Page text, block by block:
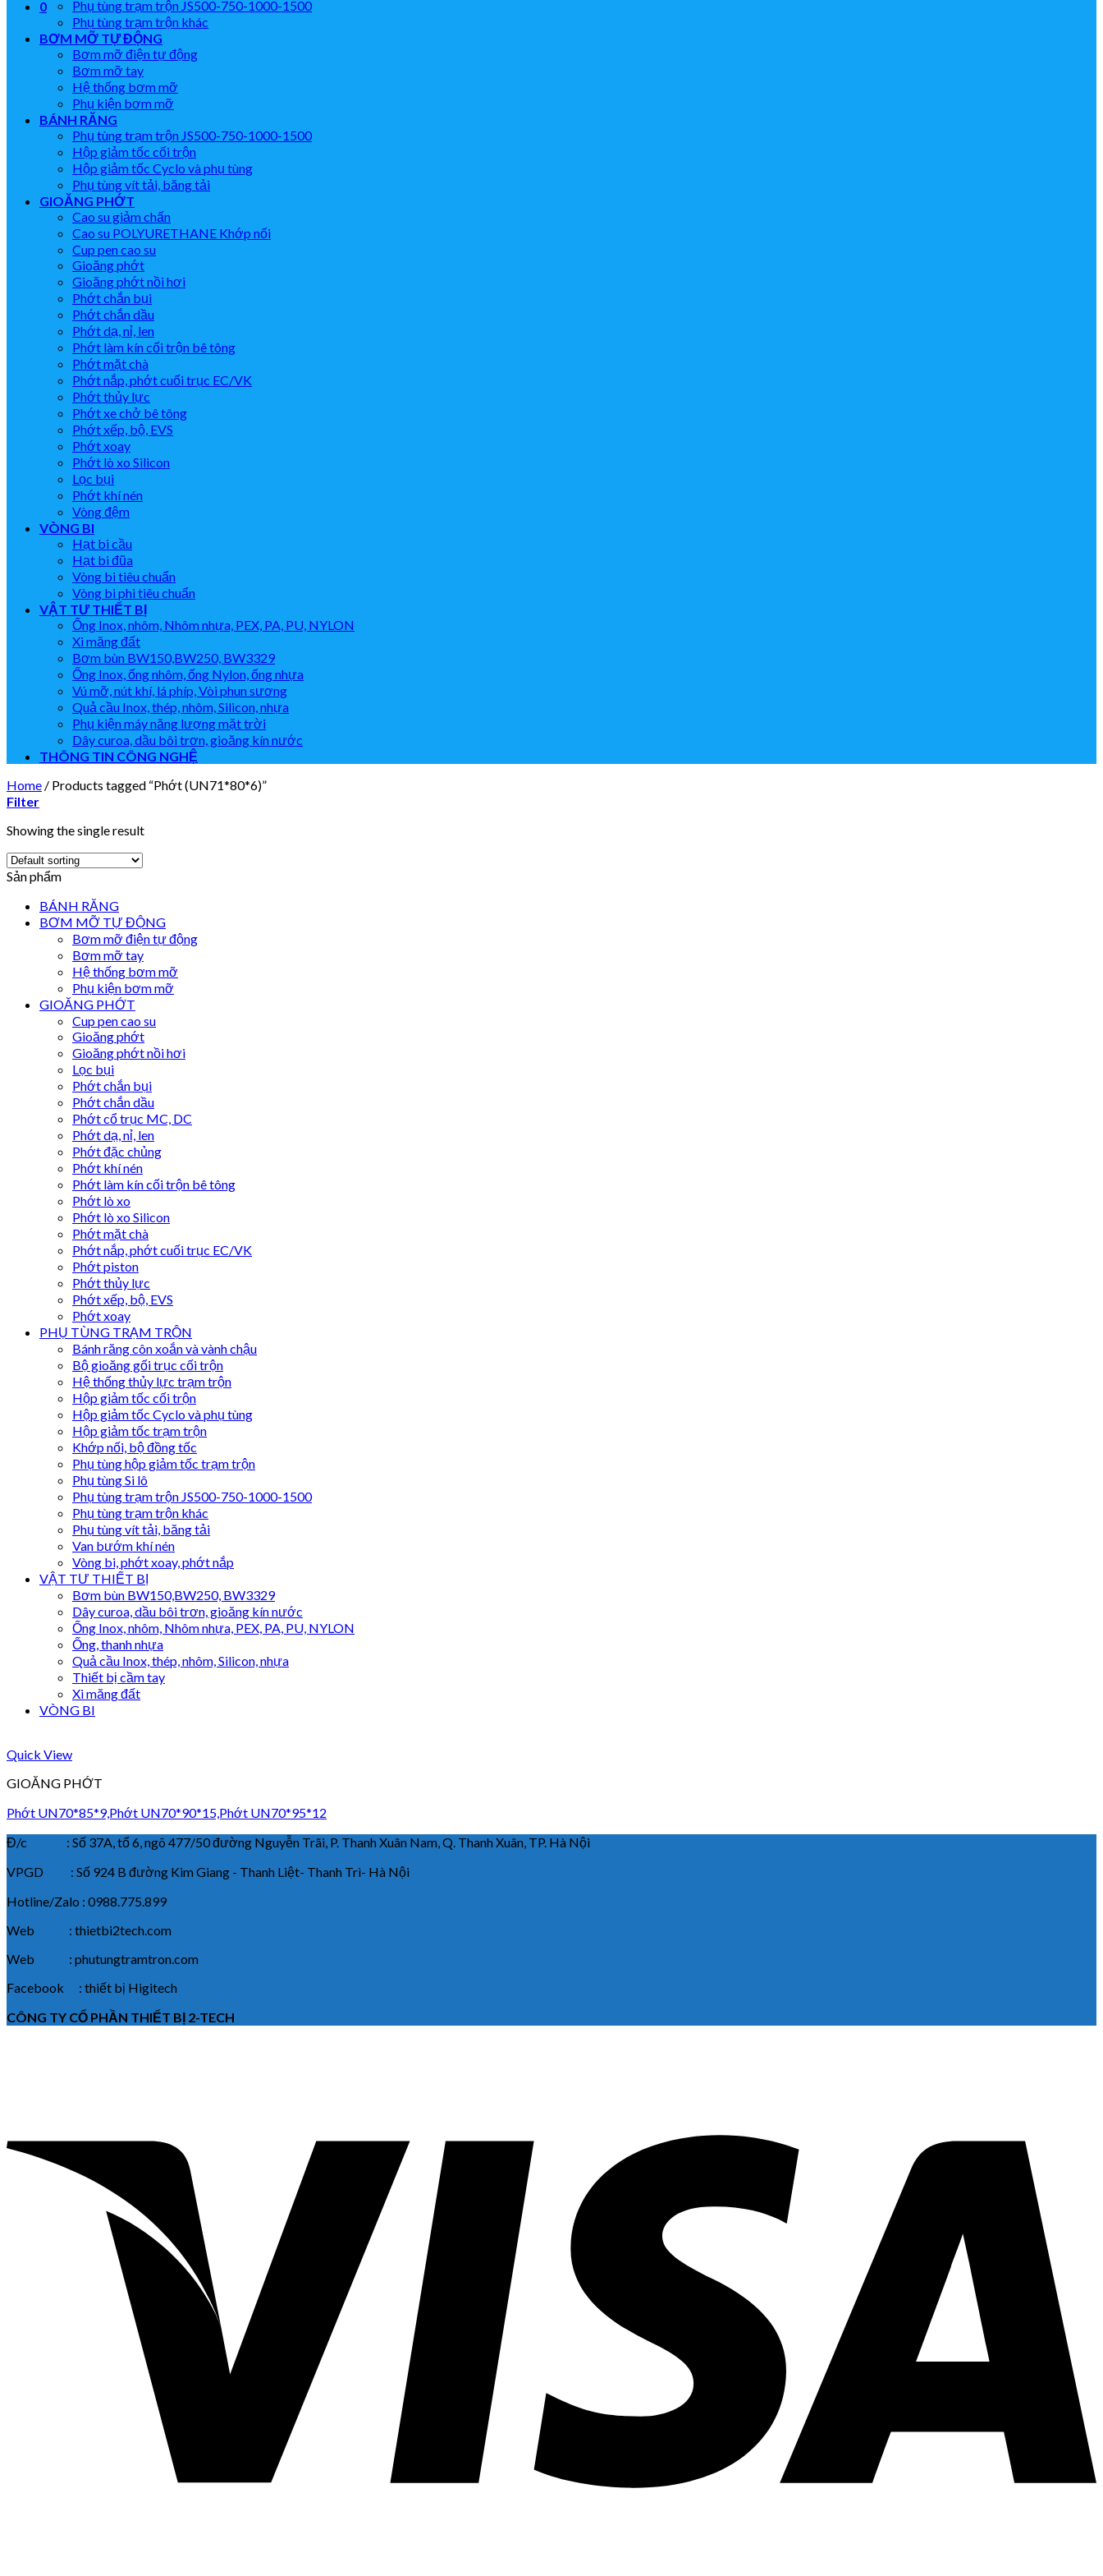
0
Phụ tùng trạm trộn JS500-750-1000-1500
Phụ tùng trạm trộn khác
BƠM MỠ TỰ ĐỘNG
Bơm mỡ điện tự động
Bơm mỡ tay
Hệ thống bơm mỡ
Phụ kiện bơm mỡ
BÁNH RĂNG
Phụ tùng trạm trộn JS500-750-1000-1500
Hộp giảm tốc cối trộn
Hộp giảm tốc Cyclo và phụ tùng
Phụ tùng vít tải, băng tải
GIOĂNG PHỚT
Cao su giảm chấn
Cao su POLYURETHANE Khớp nối
Cup pen cao su
Gioăng phớt
Gioăng phớt nồi hơi
Phớt chắn bụi
Phớt chắn dầu
Phớt dạ, nỉ, len
Phớt làm kín cối trộn bê tông
Phớt mặt chà
Phớt nắp, phớt cuối trục EC/VK
Phớt thủy lực
Phớt xe chở bê tông
Phớt xếp, bộ, EVS
Phớt xoay
Phớt lò xo Silicon
Lọc bụi
Phớt khí nén
Vòng đệm
VÒNG BI
Hạt bi cầu
Hạt bi đũa
Vòng bi tiêu chuẩn
Vòng bi phi tiêu chuẩn
VẬT TƯ THIẾT BỊ
Ống Inox, nhôm, Nhôm nhựa, PEX, PA, PU, NYLON
Xi măng đất
Bơm bùn BW150,BW250, BW3329
Ống Inox, ống nhôm, ống Nylon, ống nhựa
Vú mỡ, nút khí, lá phíp, Vòi phun sương
Quả cầu Inox, thép, nhôm, Silicon, nhựa
Phụ kiện máy năng lượng mặt trời
Dây curoa, dầu bôi trơn, gioăng kín nước
THÔNG TIN CÔNG NGHỆ
Home / Products tagged “Phớt (UN71*80*6)”
Filter
Showing the single result
Sản phẩm
BÁNH RĂNG
BƠM MỠ TỰ ĐỘNG
Bơm mỡ điện tự động
Bơm mỡ tay
Hệ thống bơm mỡ
Phụ kiện bơm mỡ
GIOĂNG PHỚT
Cup pen cao su
Gioăng phớt
Gioăng phớt nồi hơi
Lọc bụi
Phớt chắn bụi
Phớt chắn dầu
Phớt cổ trục MC, DC
Phớt dạ, nỉ, len
Phớt đặc chủng
Phớt khí nén
Phớt làm kín cối trộn bê tông
Phớt lò xo
Phớt lò xo Silicon
Phớt mặt chà
Phớt nắp, phớt cuối trục EC/VK
Phớt piston
Phớt thủy lực
Phớt xếp, bộ, EVS
Phớt xoay
PHỤ TÙNG TRẠM TRỘN
Bánh răng côn xoắn và vành chậu
Bộ gioăng gối trục cối trộn
Hệ thống thủy lực trạm trộn
Hộp giảm tốc cối trộn
Hộp giảm tốc Cyclo và phụ tùng
Hộp giảm tốc trạm trộn
Khớp nối, bộ đồng tốc
Phụ tùng hộp giảm tốc trạm trộn
Phụ tùng Si lô
Phụ tùng trạm trộn JS500-750-1000-1500
Phụ tùng trạm trộn khác
Phụ tùng vít tải, băng tải
Van bướm khí nén
Vòng bi, phớt xoay, phớt nắp
VẬT TƯ THIẾT BỊ
Bơm bùn BW150,BW250, BW3329
Dây curoa, dầu bôi trơn, gioăng kín nước
Ống Inox, nhôm, Nhôm nhựa, PEX, PA, PU, NYLON
Ống, thanh nhựa
Quả cầu Inox, thép, nhôm, Silicon, nhựa
Thiết bị cầm tay
Xi măng đất
VÒNG BI
Quick View
GIOĂNG PHỚT
Phớt UN70*85*9,Phớt UN70*90*15,Phớt UN70*95*12
Đ/c : Số 37A, tổ 6, ngõ 477/50 đường Nguyễn Trãi, P. Thanh Xuân Nam, Q. Thanh Xuân, TP. Hà Nội
VPGD : Số 924 B đường Kim Giang - Thanh Liệt- Thanh Trì- Hà Nội
Hotline/Zalo : 0988.775.899
Web : thietbi2tech.com
Web : phutungtramtron.com
Facebook : thiết bị Higitech
CÔNG TY CỔ PHẦN THIẾT BỊ 2-TECH